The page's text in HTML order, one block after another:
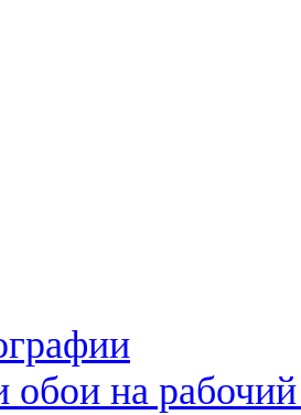
обои на